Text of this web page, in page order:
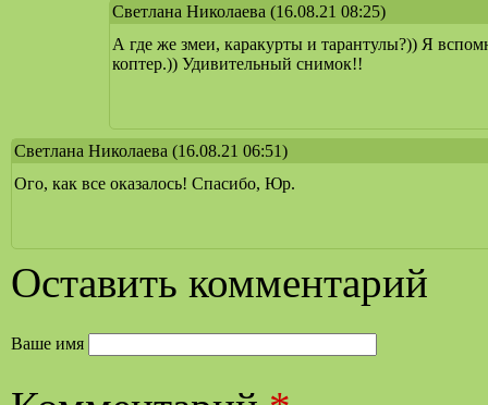
Светлана Николаева (16.08.21 08:25)
А где же змеи, каракурты и тарантулы?)) Я
коптер.)) Удивительный снимок!!
Светлана Николаева (16.08.21 06:51)
Ого, как все оказалось! Спасибо, Юр.
Оставить комментарий
Ваше имя